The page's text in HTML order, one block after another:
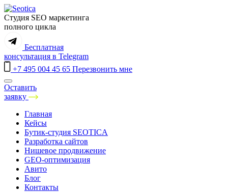
Студия SEO маркетинга
полного цикла
Бесплатная
консультация в Telegram
+7 495 004 45 65 Перезвонить мне
Оставить
заявку
Санкт-Петербург
Москва
Краснодар
Екатеринбург
Нижний Новгород
Самара
Новосибирск
Казань
Ростов-на-Дону
Главная
Кейсы
Бутик-студия SEOTICA
Разработка сайтов
Нишевое продвижение
GEO-оптимизация
Авито
Блог
Контакты